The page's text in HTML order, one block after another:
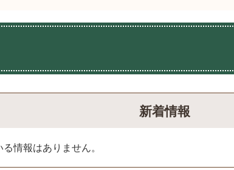
新着情報
情報はありません。